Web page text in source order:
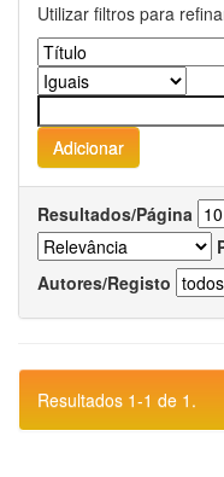
Utilizar filtros para
Resultados/Página
Autores/Registo
Resultados 1-1 de 1.